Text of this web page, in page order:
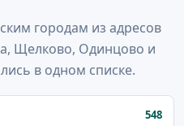
городам из адресов
Щелково, Одинцово и
в одном списке.
548